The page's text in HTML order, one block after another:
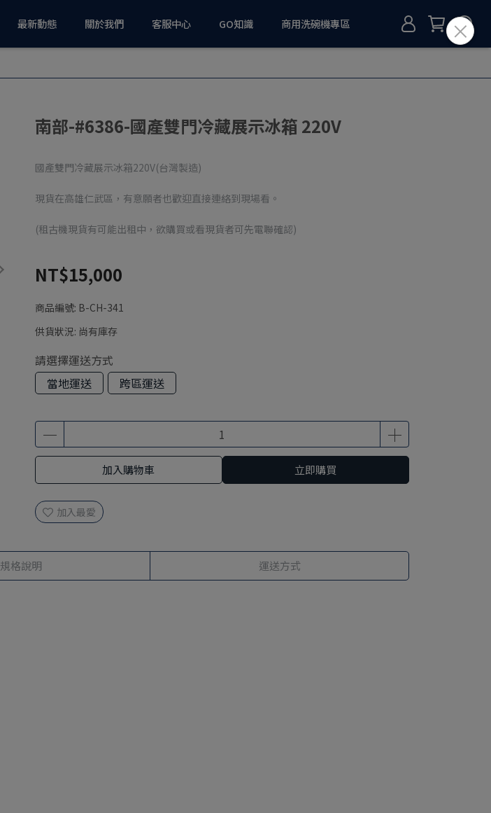
最新動態 關於我們 客服中心 GO知識 商用洗碗機專區
南部-#6386-國產雙門冷藏展示冰箱 220V
國產雙門冷藏展示冰箱220V(台灣製造)
現貨在高雄仁武區，有意願者也歡迎直接連絡到現場看。
(租古機現貨有可能出租中，欲購買或看現貨者可先電聯確認)
NT$15,000
商品編號: B-CH-341
供貨狀況: 尚有庫存
請選擇運送方式
當地運送
跨區運送
加入購物車 立即購買
加入最愛
規格說明 運送方式